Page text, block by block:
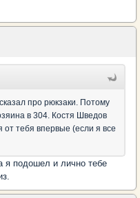
про рюкзаки. Потому
в 304. Костя Шведов
от тебя впервые (если я все
я подошел и лично тебе